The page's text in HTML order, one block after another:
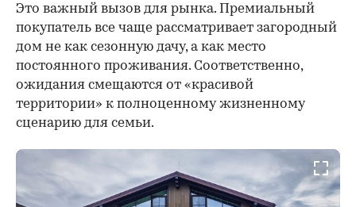
Это важный вызов для рынка. Премиальный
покупатель все чаще рассматривает загородный
дом не как сезонную дачу, а как место
постоянного проживания. Соответственно,
ожидания смещаются от «красивой
территории» к полноценному жизненному
сценарию для семьи.